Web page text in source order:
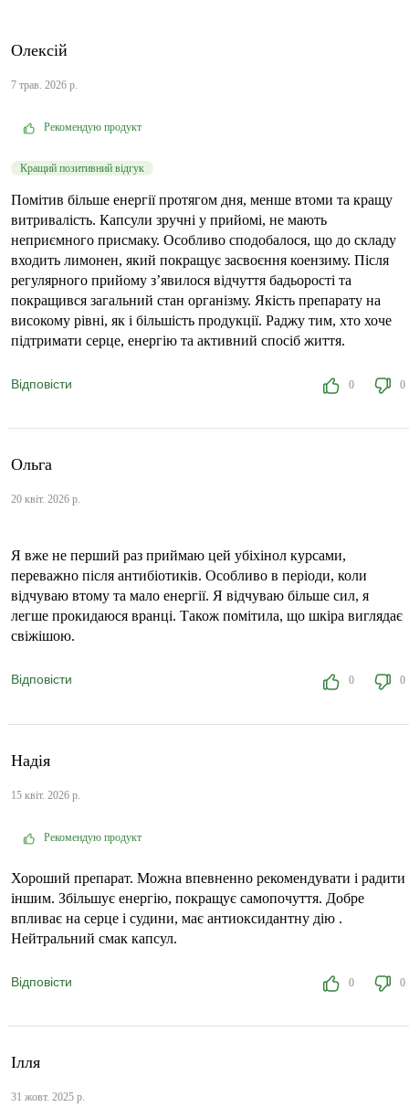
Олексій
7 трав. 2026 р.
Рекомендую продукт
Кращий позитивний відгук
Помітив більше енергії протягом дня, менше втоми та кращу
витривалість. Капсули зручні у прийомі, не мають
неприємного присмаку. Особливо сподобалося, що до складу
входить лимонен, який покращує засвоєння коензиму. Після
регулярного прийому з’явилося відчуття бадьорості та
покращився загальний стан організму. Якість препарату на
високому рівні, як і більшість продукції. Раджу тим, хто хоче
підтримати серце, енергію та активний спосіб життя.
Відповісти 0 0
Ольга
20 квіт. 2026 р.
Я вже не перший раз приймаю цей убіхінол курсами,
переважно після антибіотиків. Особливо в періоди, коли
відчуваю втому та мало енергії. Я відчуваю більше сил, я
легше прокидаюся вранці. Також помітила, що шкіра виглядає
свіжішою.
Відповісти 0 0
Надія
15 квіт. 2026 р.
Рекомендую продукт
Хороший препарат. Можна впевненно рекомендувати і радити
іншим. Збільшує енергію, покращує самопочуття. Добре
впливає на серце і судини, має антиоксидантну дію .
Нейтральний смак капсул.
Відповісти 0 0
Ілля
31 жовт. 2025 р.